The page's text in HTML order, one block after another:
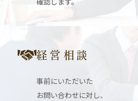
経営相談
事前にいただいた
お問い合わせに対し、